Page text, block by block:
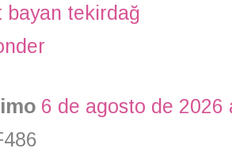
bayan tekirdağ
6 de agosto de 2026